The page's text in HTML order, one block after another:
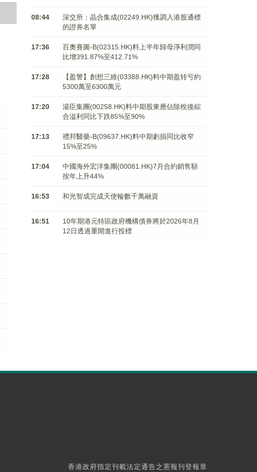
08:44
深交所：晶合集成(02249.HK)獲調入港股通標
的證券名單
17:36
百奧賽圖-B(02315.HK)料上半年歸母淨利潤同
比增391.87%至412.71%
17:28
【盈警】創想三維(03388.HK)料中期盈转亏約
5300萬至6300萬元
17:20
湯臣集團(00258.HK)料中期股東應佔除稅後綜
合溢利同比下跌85%至90%
17:13
禮邦醫藥-B(09637.HK)料中期虧損同比收窄
15%至25%
17:04
中國海外宏洋集團(00081.HK)7月合約銷售額
按年上升44%
16:53 和光智成完成天使輪數千萬融資
16:51
10年期港元特區政府機構債券將於2026年8月
12日透過重開進行投標
香港政府指定刊載法定通告之憲報刊登報章